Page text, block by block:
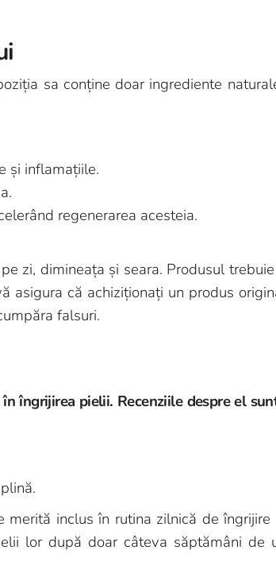
sa conține doar ingrediente
și inflamațiile.
regenerarea acesteia.
zi, dimineața și seara. Produsul
asigura că achiziționați un produs
falsuri.
îngrijirea pielii. Recenziile despre el
inclus în rutina zilnică de îngrijire
lor după doar câteva săptămâni de